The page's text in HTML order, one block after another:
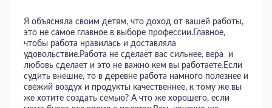
Я объясняла своим детям, что доход от вашей работы,
это не самое главное в выборе профессии.Главное,
чтобы работа нравилась и доставляла
удовольствие.Работа не сделает вас сильнее, вера и
любовь сделает и это не важно кем вы работаете.Если
судить внешне, то в деревне работа намного полезнее и
свежий воздух и продукты качественнее, к тому же вы
же хотите создать семью? А что же хорошего, если